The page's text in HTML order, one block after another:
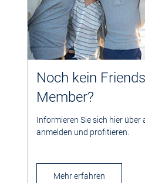
Noch kein
Member?
Informieren Sie sich hier über
anmelden und profitieren.
Mehr erfahren